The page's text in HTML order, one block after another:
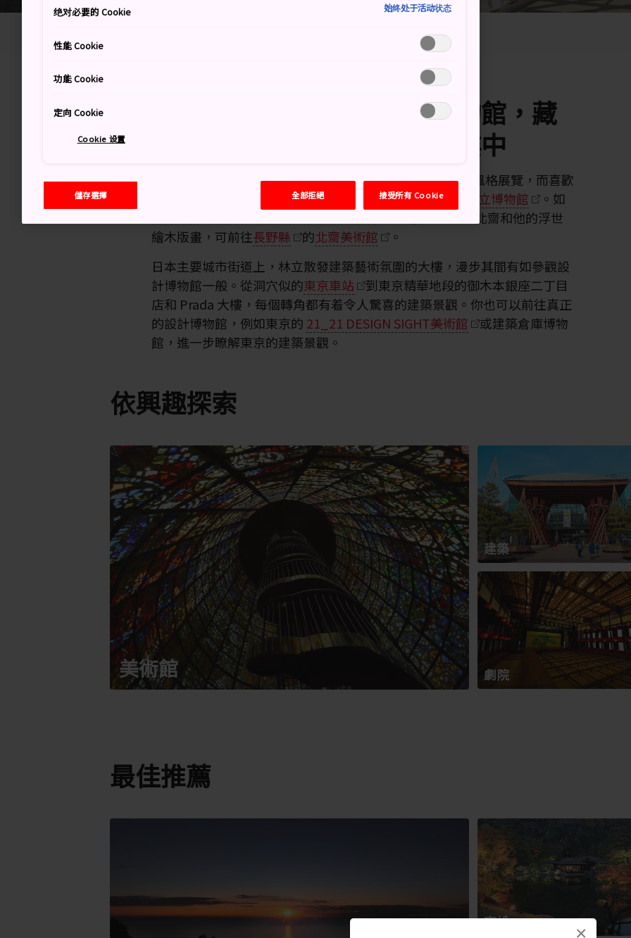
×
以各種藝術為特色的日本博物館，藏
於展現傳統和現代建築的大樓中
的金澤 21 世紀美術館
，參觀各種現代風格展覽，而喜歡
大阪 的 國立國際美術館 或東京國立博物館
。如
要進一步瞭解江戶時代（1603 - 1867 年）流行藝術家葛飾北齋和他的浮世
繪木版畫，可前往長野縣 的北齋美術館
。
日本主要城市街道上，林立散發建築藝術氛圍的大樓，漫步其間有如參觀設
計博物館一般。從洞穴似的東京車站
到東京精華地段的御木本銀座二丁目
店和 Prada 大樓，每個轉角都有着令人驚喜的建築景觀。你也可以前往真正
的設計博物館，例如東京的 21_21 DESIGN SIGHT美術館
或建築倉庫博物
館，進一步瞭解東京的建築景觀。
依興趣探索
美術館
建築
劇院
最佳推薦
高松
绝对必要的 Cookie 始终处于活动状态
性能 Cookie
功能 Cookie
定向 Cookie
Cookie 设置
儲存選擇 全部拒絕 接受所有 Cookie